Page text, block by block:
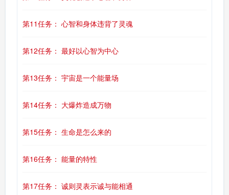
第11任务： 心智和身体违背了灵魂
第12任务： 最好以心智为中心
第13任务： 宇宙是一个能量场
第14任务： 大爆炸造成万物
第15任务： 生命是怎么来的
第16任务： 能量的特性
第17任务： 诚则灵表示诚与能相通